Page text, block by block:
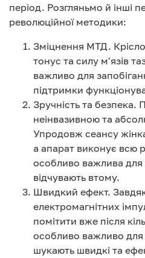
період. Розгляньмо й інші
революційної методики:
Зміцнення МТД.
тонус та силу м'язів
важливо для
підтримки
Зручність та
неінвазивною та
Упродовж сеансу
а апарат виконує всю
особливо важлива
відчувають втому.
Швидкий ефект.
електромагнітних
помітити вже після
особливо важливо
шукають швидкі та